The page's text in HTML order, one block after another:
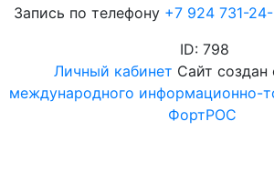
3апись по телефону +7 924 731-
ID: 798
Личный кабинет Сайт
международного информационно-
ФортРОС